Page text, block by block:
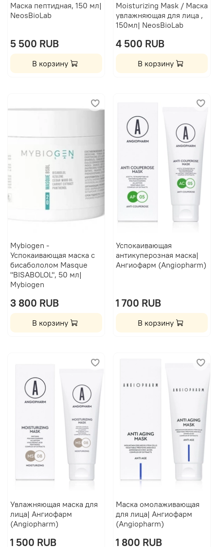
Маска пептидная, 150 мл|
NeosBioLab
5 500 RUB
В корзину
Moisturizing Mask / Маска
увлажняющая для лица ,
150мл| NeosBioLab
4 500 RUB
В корзину
Mybiogen -
Успокаивающая маска с
бисабололом Masque
"BISABOLOL", 50 мл|
Mybiogen
3 800 RUB
В корзину
Успокаивающая
антикуперозная маска|
Ангиофарм (Angiopharm)
1 700 RUB
В корзину
Увлажняющая маска для
лица| Ангиофарм
(Angiopharm)
1 500 RUB
Маска омолаживающая
для лица| Ангиофарм
(Angiopharm)
1 800 RUB